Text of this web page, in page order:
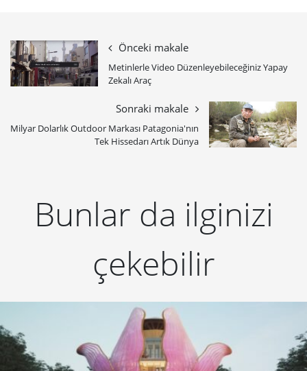
Önceki makale
Metinlerle Video Düzenleyebileceğiniz Yapay
Zekalı Araç
Sonraki makale
Milyar Dolarlık Outdoor Markası Patagonia'nın
Tek Hissedarı Artık Dünya
Bunlar da ilginizi
çekebilir